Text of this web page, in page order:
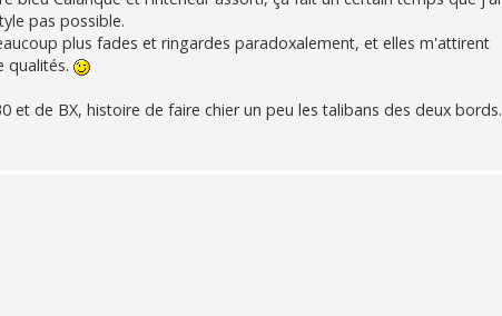
pas possible.
plus fades et ringardes paradoxalement, et elles m'attirent
qualités.
et de BX, histoire de faire chier un peu les talibans des deux bords.